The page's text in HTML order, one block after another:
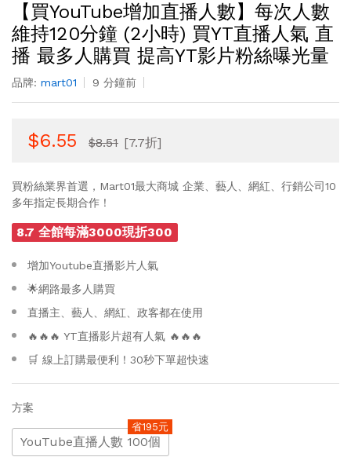
【買YouTube增加直播人數】每次人數
維持120分鐘 (2小時) 買YT直播人氣 直
播 最多人購買 提高YT影片粉絲曝光量
品牌: mart01 9 分鐘前
$6.55 $8.51 [7.7折]
買粉絲業界首選，Mart01最大商城 企業、藝人、網紅、行銷公司10
多年指定長期合作！
8.7 全館每滿3000現折300
增加Youtube直播影片人氣
🌟網路最多人購買
直播主、藝人、網紅、政客都在使用
🔥🔥🔥 YT直播影片超有人氣 🔥🔥🔥
🛒 線上訂購最便利！30秒下單超快速
方案
YouTube直播人數 100個
省195元